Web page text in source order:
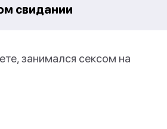
свидании
занимался сексом на